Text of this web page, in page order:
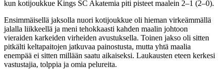
kun kotijoukkue Kings SC Akatemia piti pisteet maalein 2–1 (2–0).
Ensimmäisellä jaksolla nuori kotijoukkue oli hieman virkeämmällä
jalalla liikkeellä ja meni tehokkaasti kahden maalin johtoon
vieraiden karkeiden virheiden avustuksella. Toinen jakso oli sitten
pitkälti keltapaitojen jatkuvaa painostusta, mutta yhtä maalia
enempää ei sitten millään saatu aikaiseksi. Laukausten eteen kerkesi
vastustajia, tolppia ja omia pelureita.